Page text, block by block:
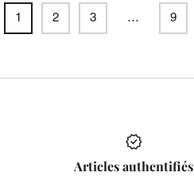
1 2 3 … 9
Articles authentifiés